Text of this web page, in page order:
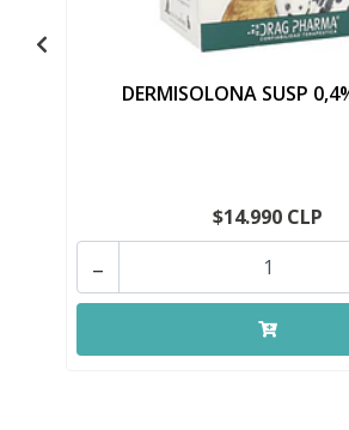
DERMISOLONA SUSP
$14.990 CLP
-